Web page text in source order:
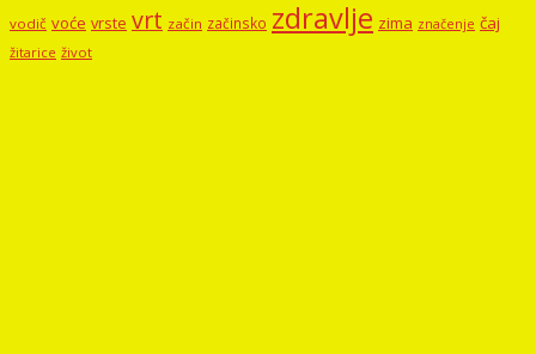
vodič voće vrste vrt začin začinsko zdravlje zima značenje čaj
žitarice život